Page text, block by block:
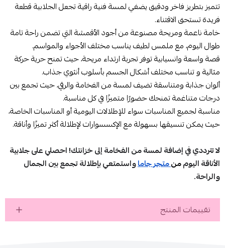
تتميز بتطريز فاخر ودقيق يضفي لمسة فنية راقية تجعل الجلابية قطعة
فريدة تستحق الاقتناء.
خامة ناعمة ومريحة مصنوعة من أجود الأقمشة التي تضمن راحة تامة
طوال اليوم، مع ملمس لطيف يناسب مختلف الأجواء والمواسم.
قصة واسعة وانسيابية توفر تجربة ارتداء مريحة، حيث تمنح حرية حركة
مثالية و تناسب مختلف أشكال الجسم بأسلوب أنثوي جذاب.
ألوان جذابة ومتناسقة تضيف لمسة من الفخامة والرقي، حيث تجمع بين
درجات متناغمة تمنحك حضورًا متميزًا في كل مناسبة.
مناسبة لجميع المناسبات سواء للإطلالات اليومية أو المناسبات الخاصة،
حيث يمكن تنسيقها بسهولة مع الإكسسوارات لإطلالة أكثر تميزًا وأناقة.
لا تترددي في إضافة لمسة من الفخامة إلى خزانتك! احصلي على جلابية
الأناقة اليوممنمتجر جاماواستمتعي بإطلالة تجمع بين الجمال
والراحة.
تقييمات المنتج